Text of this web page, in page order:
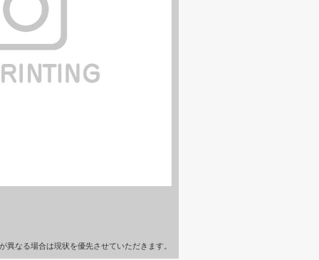
なる場合は現状を優先させていただきます。